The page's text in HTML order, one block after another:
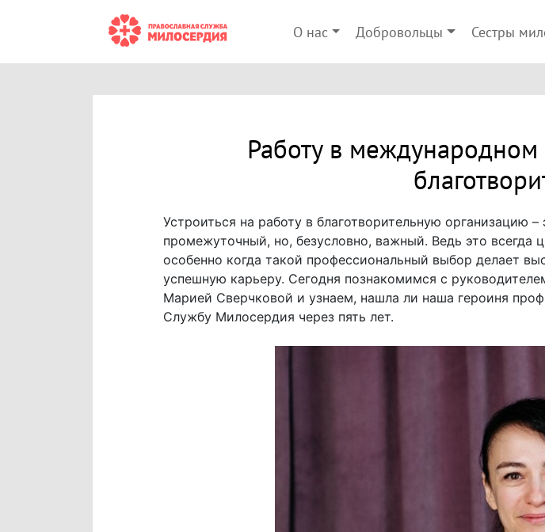
О нас Добровольцы Сестры
Работу в
Устроиться на работу в благотворительную организацию
промежуточный, но, безусловно, важный. Ведь это всегда
особенно когда такой профессиональный выбор делает
успешную карьеру. Сегодня познакомимся с
Марией Сверчковой и узнаем, нашла ли наша героиня
Службу Милосердия через пять лет.